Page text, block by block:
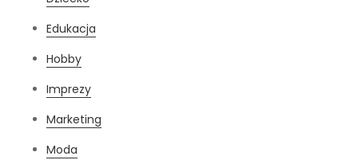
Edukacja
Hobby
Imprezy
Marketing
Moda